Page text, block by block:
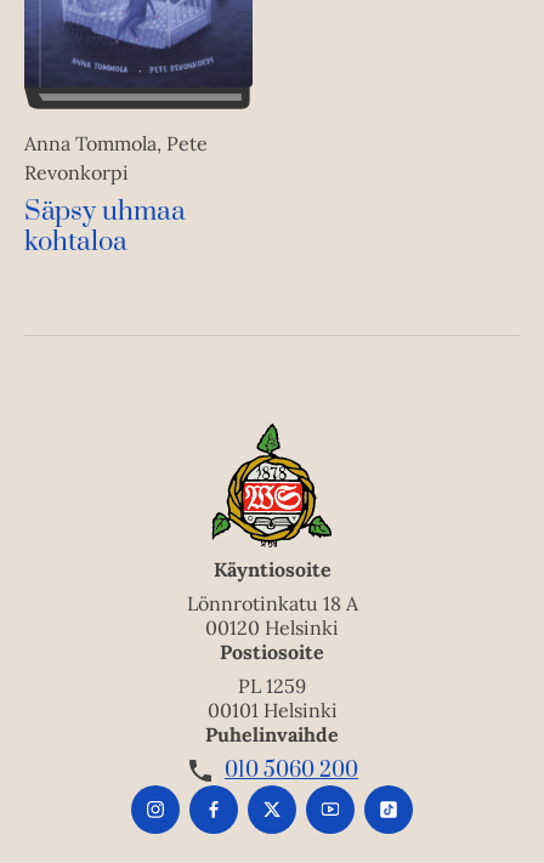
Anna Tommola, Pete
Revonkorpi
Säpsy uhmaa
kohtaloa
Käyntiosoite
Lönnrotinkatu 18 A
00120 Helsinki
Postiosoite
PL 1259
00101 Helsinki
Puhelinvaihde
010 5060 200